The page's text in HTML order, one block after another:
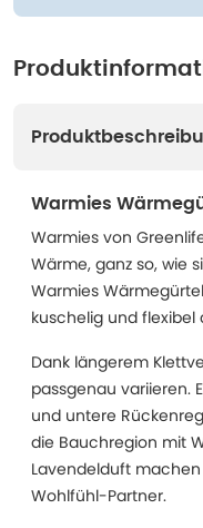
Warmies
Warmies von
Wärme, ganz so, wie
Warmies
kuschelig und flexibel
Dank längerem
passgenau variieren.
und untere
die Bauchregion mit
Lavendelduft
Wohlfühl-Partner.